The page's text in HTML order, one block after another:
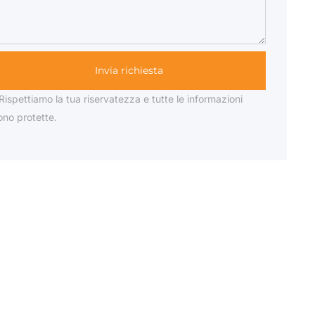
Invia richiesta
la tua riservatezza e tutte le informazioni
protette.